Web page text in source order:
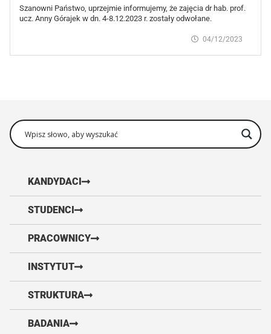
Szanowni Państwo, uprzejmie informujemy, że zajęcia dr hab. prof.
ucz. Anny Górajek w dn. 4-8.12.2023 r. zostały odwołane.
04/12/2023
KANDYDACI
STUDENCI
PRACOWNICY
INSTYTUT
STRUKTURA
BADANIA